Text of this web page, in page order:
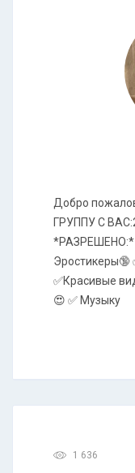
Добро
ГРУППУ С
*РАЗРЕШЕНО:*
Эростикеры🔞
✅Красивые
😍 ✅ Музыку
1 636